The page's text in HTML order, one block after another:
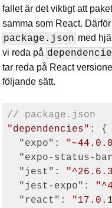
fallet är det viktigt att
samma som React.
package.json med
vi reda på
tar reda på React
följande sätt.
// package.json
"dependencies" : {
"expo" :
"expo-status-
"jest" :
"jest-expo" :
"react" :